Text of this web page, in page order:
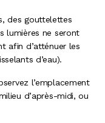
des gouttelettes
lumières ne seront
afin d’atténuer les
d’eau).
l’emplacement
d’après-midi, ou